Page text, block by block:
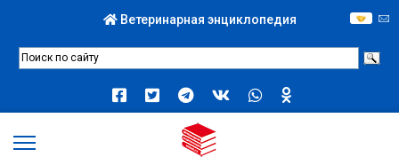
Ветеринарная энциклопедия